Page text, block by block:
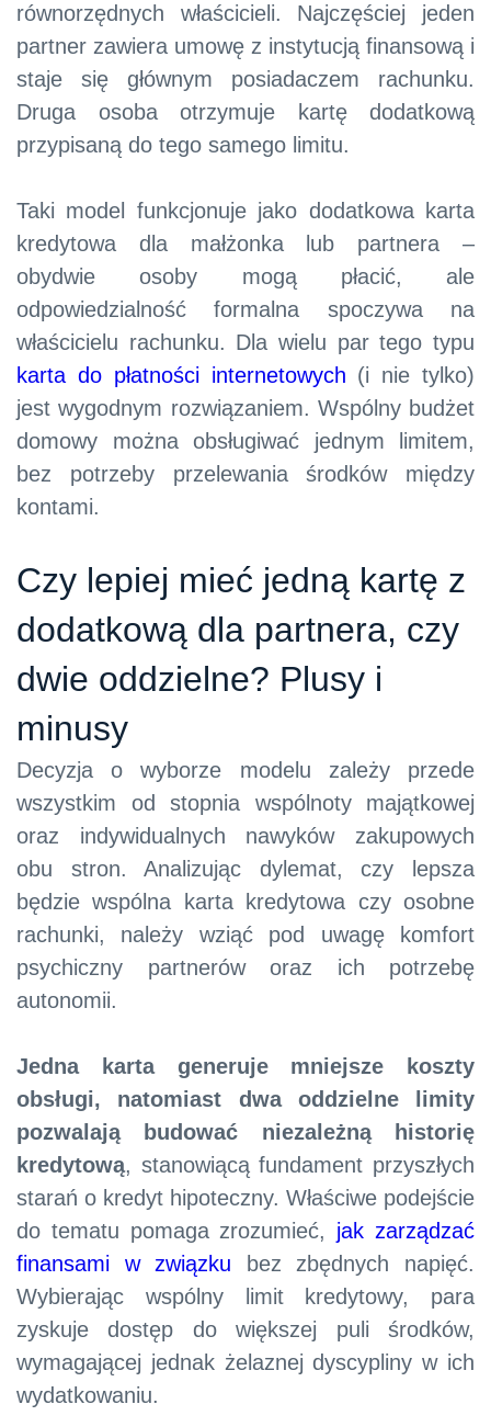
równorzędnych właścicieli. Najczęściej jeden
partner zawiera umowę z instytucją finansową i
staje się głównym posiadaczem rachunku.
Druga osoba otrzymuje kartę dodatkową
przypisaną do tego samego limitu.
Taki model funkcjonuje jako dodatkowa karta
kredytowa dla małżonka lub partnera –
obydwie osoby mogą płacić, ale
odpowiedzialność formalna spoczywa na
właścicielu rachunku. Dla wielu par tego typu
karta do płatności internetowych (i nie tylko)
jest wygodnym rozwiązaniem. Wspólny budżet
domowy można obsługiwać jednym limitem,
bez potrzeby przelewania środków między
kontami.
Czy lepiej mieć jedną kartę z
dodatkową dla partnera, czy
dwie oddzielne? Plusy i
minusy
Decyzja o wyborze modelu zależy przede
wszystkim od stopnia wspólnoty majątkowej
oraz indywidualnych nawyków zakupowych
obu stron. Analizując dylemat, czy lepsza
będzie wspólna karta kredytowa czy osobne
rachunki, należy wziąć pod uwagę komfort
psychiczny partnerów oraz ich potrzebę
autonomii.
Jedna karta generuje mniejsze koszty
obsługi, natomiast dwa oddzielne limity
pozwalają budować niezależną historię
kredytową, stanowiącą fundament przyszłych
starań o kredyt hipoteczny. Właściwe podejście
do tematu pomaga zrozumieć, jak zarządzać
finansami w związku bez zbędnych napięć.
Wybierając wspólny limit kredytowy, para
zyskuje dostęp do większej puli środków,
wymagającej jednak żelaznej dyscypliny w ich
wydatkowaniu.